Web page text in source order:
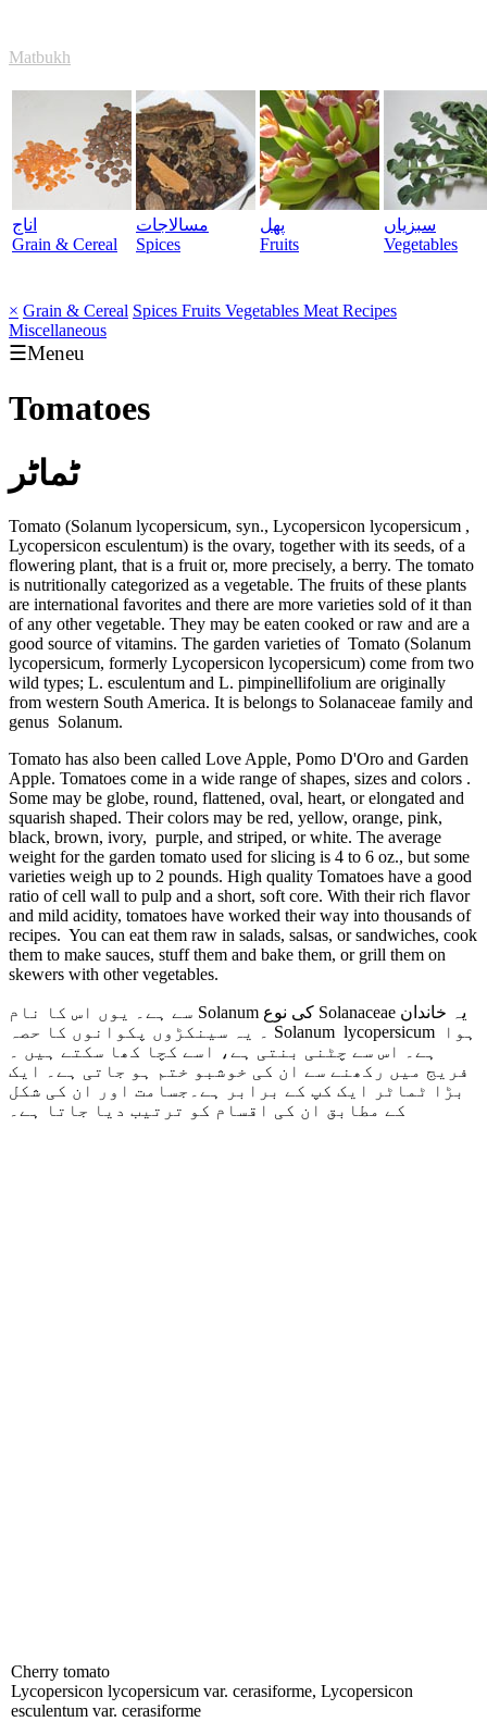
Matbukh
اناج
Grain & Cereal
مسالاجات
Spices
پھل
Fruits
سبزیاں
Vegetables
× Grain & Cereal Spices Fruits Vegetables Meat Recipes
Miscellaneous
☰Meneu
Tomatoes
ٹماٹر
Tomato (Solanum lycopersicum, syn., Lycopersicon lycopersicum ,
Lycopersicon esculentum) is the ovary, together with its seeds, of a
flowering plant, that is a fruit or, more precisely, a berry. The tomato
is nutritionally categorized as a vegetable. The fruits of these plants
are international favorites and there are more varieties sold of it than
of any other vegetable. They may be eaten cooked or raw and are a
good source of vitamins. The garden varieties of Tomato (Solanum
lycopersicum, formerly Lycopersicon lycopersicum) come from two
wild types; L. esculentum and L. pimpinellifolium are originally
from western South America. It is belongs to Solanaceae family and
genus Solanum.
Tomato has also been called Love Apple, Pomo D'Oro and Garden
Apple. Tomatoes come in a wide range of shapes, sizes and colors .
Some may be globe, round, flattened, oval, heart, or elongated and
squarish shaped. Their colors may be red, yellow, orange, pink,
black, brown, ivory, purple, and striped, or white. The average
weight for the garden tomato used for slicing is 4 to 6 oz., but some
varieties weigh up to 2 pounds. High quality Tomatoes have a good
ratio of cell wall to pulp and a short, soft core. With their rich flavor
and mild acidity, tomatoes have worked their way into thousands of
recipes. You can eat them raw in salads, salsas, or sandwiches, cook
them to make sauces, stuff them and bake them, or grill them on
skewers with other vegetables.
یہ خاندان Solanaceae کی نوع Solanum سے ہے۔ یوں اس کا نام
ہوا Solanum lycopersicum ۔ یہ سینکڑوں پکوانوں کا حصہ
ہے۔ اس سے چٹنی بنتی ہے، اسے کچا کھا سکتے ہیں ۔
فریج میں رکھنے سے ان کی خوشبو ختم ہو جاتی ہے۔ ایک
بڑا ٹماٹر ایک کپ کے برابر ہے۔جسامت اور ان کی شکل
Cherry tomato
Lycopersicon lycopersicum var. cerasiforme, Lycopersicon
esculentum var. cerasiforme